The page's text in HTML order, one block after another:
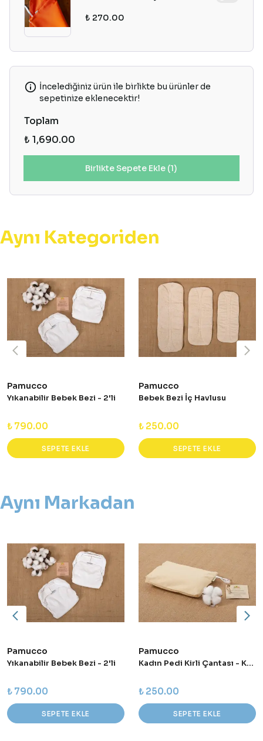
₺ 270.00
İncelediğiniz ürün ile birlikte bu ürünler de
sepetinize eklenecektir!
Toplam
₺ 1,690.00
Birlikte Sepete Ekle (1)
Aynı Kategoriden
Pamucco
Yıkanabilir Bebek Bezi - 2'li
₺ 790.00
SEPETE EKLE
Pamucco
Bebek Bezi İç Havlusu
₺ 250.00
SEPETE EKLE
Aynı Markadan
Pamucco
Yıkanabilir Bebek Bezi - 2'li
₺ 790.00
SEPETE EKLE
Pamucco
Kadın Pedi Kirli Çantası - Krem
₺ 250.00
SEPETE EKLE